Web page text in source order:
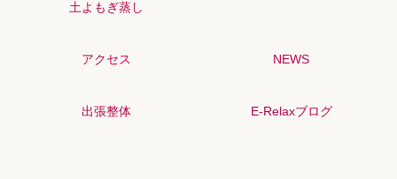
土よもぎ蒸し
アクセス NEWS
出張整体 E-Relaxブログ